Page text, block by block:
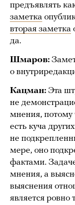
предъявлять
заметка
вторая заметка
да.
Шмаров:
о
Кацман: Эта
не
мнения, потому
есть куча
не
мере, оно
фактами.
мнения, а
выяснения
является ровно